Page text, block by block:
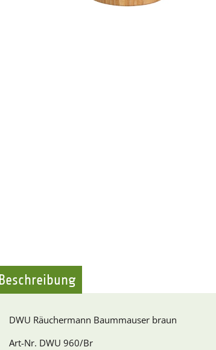
Beschreibung
DWU Räuchermann Baummauser braun
Art-Nr. DWU 960/Br